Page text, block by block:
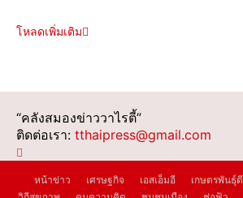
โหลดเพิ่มเติม
“คลังสมองข่าววาไรตี้”
ติดต่อเรา: tthaipress@gmail.com
หน้าข่าว เศรษฐกิจ เอสเอ็มอี เกษตรพันธุ์ดี